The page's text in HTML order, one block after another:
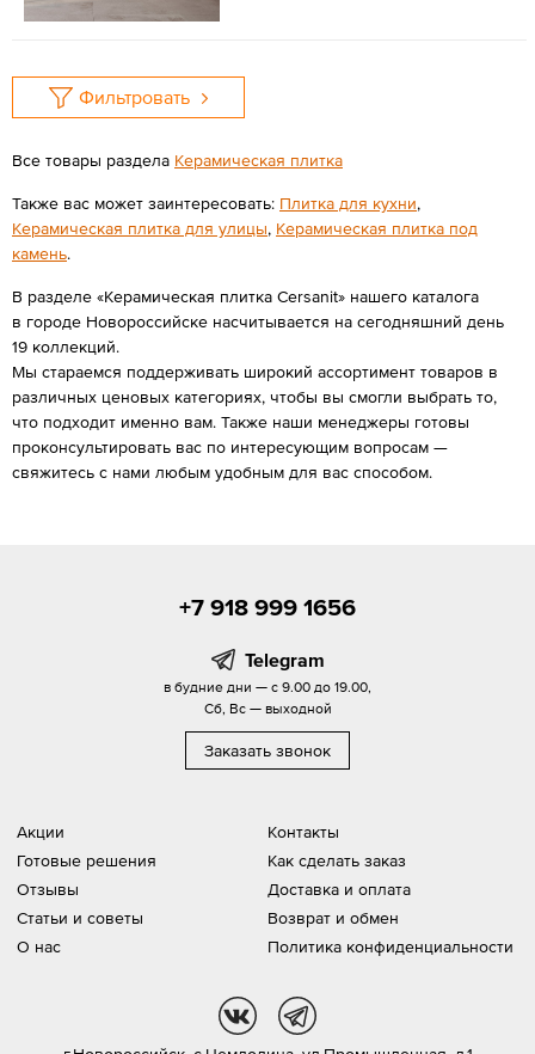
Фильтровать
Все товары раздела Керамическая плитка
Также вас может заинтересовать: Плитка для кухни,
Керамическая плитка для улицы, Керамическая плитка под
камень.
В разделе «Керамическая плитка Cersanit» нашего каталога
в городе Новороссийске насчитывается на сегодняшний день
19 коллекций.
Мы стараемся поддерживать широкий ассортимент товаров в
различных ценовых категориях, чтобы вы смогли выбрать то,
что подходит именно вам. Также наши менеджеры готовы
проконсультировать вас по интересующим вопросам —
свяжитесь с нами любым удобным для вас способом.
Акции
Готовые решения
Отзывы
Статьи и советы
О нас
Контакты
Как сделать заказ
Доставка и оплата
Возврат и обмен
Политика конфиденциальности
+7 918 999 1656
Telegram
в будние дни — с 9.00 до 19.00,
Сб, Вс — выходной
Заказать звонок